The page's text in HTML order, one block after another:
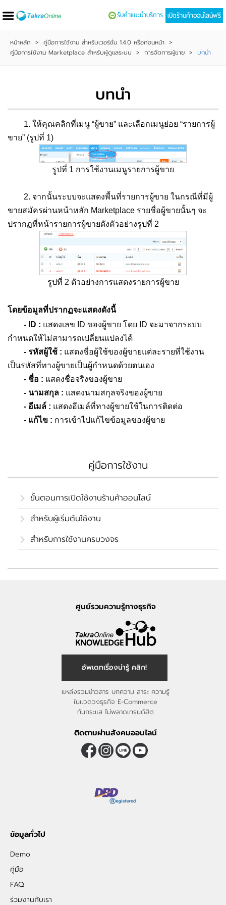
เปิดร้านค้าออนไลน์ฟรี
รับคำแนะนำบริการ
หน้าหลัก > คู่มือการใช้งาน สำหรับเวอร์ชั่น 1.4.0 หรือก่อนหน้า >
คู่มือการใช้งาน Marketplace สำหรับผู้ดูแลระบบ > การจัดการผู้ขาย > บทนำ
บทนำ
1. ให้คุณคลิกที่เมนู “ผู้ขาย” และเลือกเมนูย่อย “รายการผู้
ขาย” (รูปที่ 1)
รูปที่ 1 การใช้งานเมนูรายการผู้ขาย
2. จากนั้นระบบจะแสดงพื้นที่รายการผู้ขาย ในกรณีที่มีผู้
ขายสมัครผ่านหน้าหลัก Marketplace รายชื่อผู้ขายนั้นๆ จะ
ปรากฏที่หน้ารายการผู้ขายดังตัวอย่างรูปที่ 2
รูปที่ 2 ตัวอย่างการแสดงรายการผู้ขาย
โดยข้อมูลที่ปรากฏจะแสดงดังนี้
- ID : แสดงเลข ID ของผู้ขาย โดย ID จะมาจากระบบ
กำหนดให้ไม่สามารถเปลี่ยนแปลงได้
- รหัสผู้ใช้ : แสดงชื่อผู้ใช้ของผู้ขายแต่ละรายที่ใช้งาน
เป็นรหัสที่ทางผู้ขายเป็นผู้กำหนดด้วยตนเอง
- ชื่อ : แสดงชื่อจริงของผู้ขาย
- นามสกุล : แสดงนามสกุลจริงของผู้ขาย
- อีเมล์ : แสดงอีเมล์ที่ทางผู้ขายใช้ในการติดต่อ
- แก้ไข : การเข้าไปแก้ไขข้อมูลของผู้ขาย
คู่มือการใช้งาน
ขั้นตอนการเปิดใช้งานร้านค้าออนไลน์
สำหรับผู้เริ่มต้นใช้งาน
สำหรับการใช้งานครบวงจร
ศูนย์รวมความรู้ทางธุรกิจ
อัพเดทเรื่องน่ารู้ คลิก!
แหล่งรวมข่าวสาร บทความ สาระ ความรู้
ในแวดวงธุรกิจ E-Commerce
ทันกระแส ไม่พลาดเทรนด์ฮิต
ติดตามผ่านสังคมออนไลน์
ข้อมูลทั่วไป
Demo
คู่มือ
FAQ
ร่วมงานกับเรา